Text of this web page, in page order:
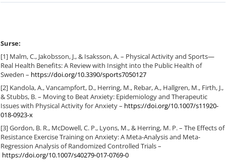
Surse:
[1] Malm, C., Jakobsson, J., & Isaksson, A. – Physical Activity and Sports—
Real Health Benefits: A Review with Insight into the Public Health of
Sweden – https://doi.org/10.3390/sports7050127
[2] Kandola, A., Vancampfort, D., Herring, M., Rebar, A., Hallgren, M., Firth, J.,
& Stubbs, B. – Moving to Beat Anxiety: Epidemiology and Therapeutic
Issues with Physical Activity for Anxiety – https://doi.org/10.1007/s11920-
018-0923-x
[3] Gordon, B. R., McDowell, C. P., Lyons, M., & Herring, M. P. – The Effects of
Resistance Exercise Training on Anxiety: A Meta-Analysis and Meta-
Regression Analysis of Randomized Controlled Trials –
https://doi.org/10.1007/s40279-017-0769-0